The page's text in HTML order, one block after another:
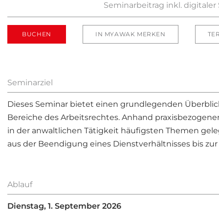
Seminarbeitrag inkl.
BUCHEN IN MYAWAK MERKEN
Seminarziel
Dieses Seminar bietet einen grundlegenden
Bereiche des Arbeitsrechtes. Anhand
in der anwaltlichen Tätigkeit häufigsten Themen
aus der Beendigung eines Dienstverhältnisses bis
Ablauf
Dienstag, 1. September 2026